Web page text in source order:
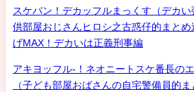
スケバン！デカッフルまっくす（デカ
供部屋おじさんヒロシ之古惑仔的まと
げMAX！デカいは正義刑事編
アキヨッフル-！ネオニートスケ番長の
（子ども部屋おばさんの自宅警備員的ま